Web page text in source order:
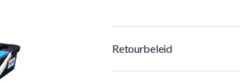
Retourbeleid